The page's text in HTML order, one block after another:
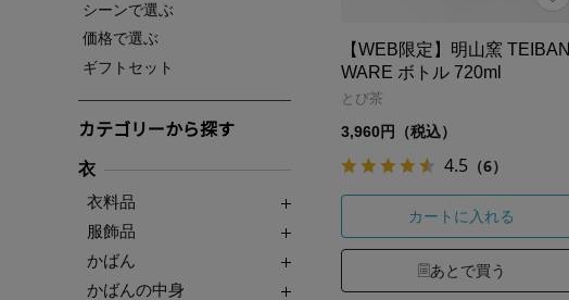
シーンで選ぶ
価格で選ぶ
ギフトセット
カテゴリーから探す
衣
衣料品
服飾品
かばん
かばんの中身
【WEB限定】明山窯 TEIBAN
WARE ボトル 720ml
とび茶
3,960円（税込）
4.5 （6）
カートに入れる
あとで買う